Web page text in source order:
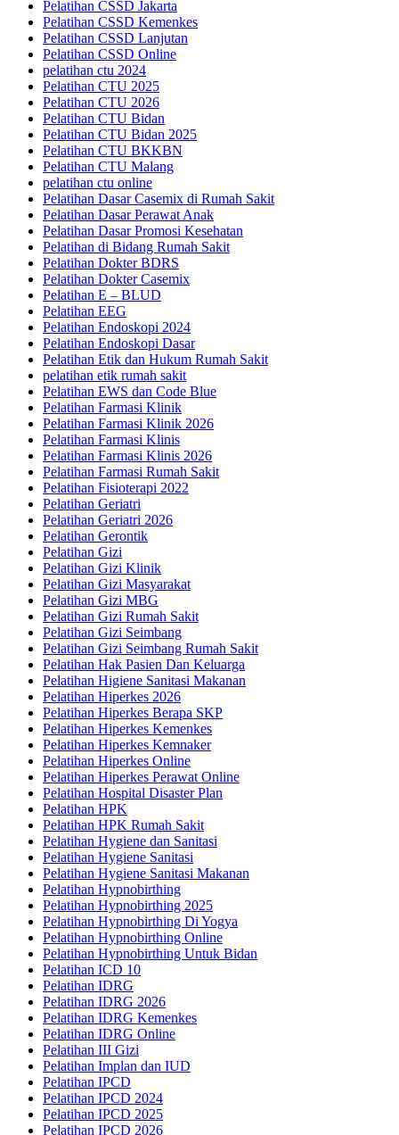
Pelatihan CSSD Jakarta
Pelatihan CSSD Kemenkes
Pelatihan CSSD Lanjutan
Pelatihan CSSD Online
pelatihan ctu 2024
Pelatihan CTU 2025
Pelatihan CTU 2026
Pelatihan CTU Bidan
Pelatihan CTU Bidan 2025
Pelatihan CTU BKKBN
Pelatihan CTU Malang
pelatihan ctu online
Pelatihan Dasar Casemix di Rumah Sakit
Pelatihan Dasar Perawat Anak
Pelatihan Dasar Promosi Kesehatan
Pelatihan di Bidang Rumah Sakit
Pelatihan Dokter BDRS
Pelatihan Dokter Casemix
Pelatihan E – BLUD
Pelatihan EEG
Pelatihan Endoskopi 2024
Pelatihan Endoskopi Dasar
Pelatihan Etik dan Hukum Rumah Sakit
pelatihan etik rumah sakit
Pelatihan EWS dan Code Blue
Pelatihan Farmasi Klinik
Pelatihan Farmasi Klinik 2026
Pelatihan Farmasi Klinis
Pelatihan Farmasi Klinis 2026
Pelatihan Farmasi Rumah Sakit
Pelatihan Fisioterapi 2022
Pelatihan Geriatri
Pelatihan Geriatri 2026
Pelatihan Gerontik
Pelatihan Gizi
Pelatihan Gizi Klinik
Pelatihan Gizi Masyarakat
Pelatihan Gizi MBG
Pelatihan Gizi Rumah Sakit
Pelatihan Gizi Seimbang
Pelatihan Gizi Seimbang Rumah Sakit
Pelatihan Hak Pasien Dan Keluarga
Pelatihan Higiene Sanitasi Makanan
Pelatihan Hiperkes 2026
Pelatihan Hiperkes Berapa SKP
Pelatihan Hiperkes Kemenkes
Pelatihan Hiperkes Kemnaker
Pelatihan Hiperkes Online
Pelatihan Hiperkes Perawat Online
Pelatihan Hospital Disaster Plan
Pelatihan HPK
Pelatihan HPK Rumah Sakit
Pelatihan Hygiene dan Sanitasi
Pelatihan Hygiene Sanitasi
Pelatihan Hygiene Sanitasi Makanan
Pelatihan Hypnobirthing
Pelatihan Hypnobirthing 2025
Pelatihan Hypnobirthing Di Yogya
Pelatihan Hypnobirthing Online
Pelatihan Hypnobirthing Untuk Bidan
Pelatihan ICD 10
Pelatihan IDRG
Pelatihan IDRG 2026
Pelatihan IDRG Kemenkes
Pelatihan IDRG Online
Pelatihan III Gizi
Pelatihan Implan dan IUD
Pelatihan IPCD
Pelatihan IPCD 2024
Pelatihan IPCD 2025
Pelatihan IPCD 2026